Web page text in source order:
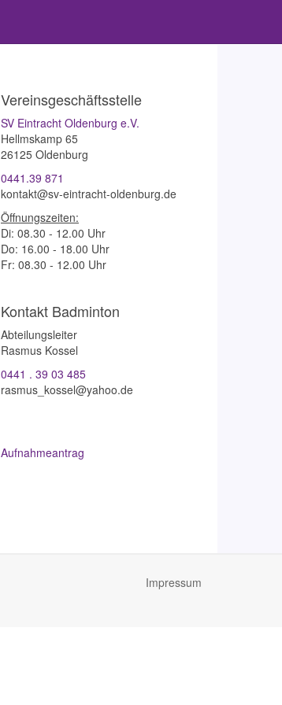
Vereinsgeschäftsstelle
SV Eintracht Oldenburg e.V.
Hellmskamp 65
26125 Oldenburg
0441.39 871
kontakt@sv-eintracht-oldenburg.de
Öffnungszeiten:
Di: 08.30 - 12.00 Uhr
Do: 16.00 - 18.00 Uhr
Fr: 08.30 - 12.00 Uhr
Kontakt Badminton
Abteilungsleiter
Rasmus Kossel
0441 . 39 03 485
rasmus_kossel@yahoo.de
Aufnahmeantrag
Impressum